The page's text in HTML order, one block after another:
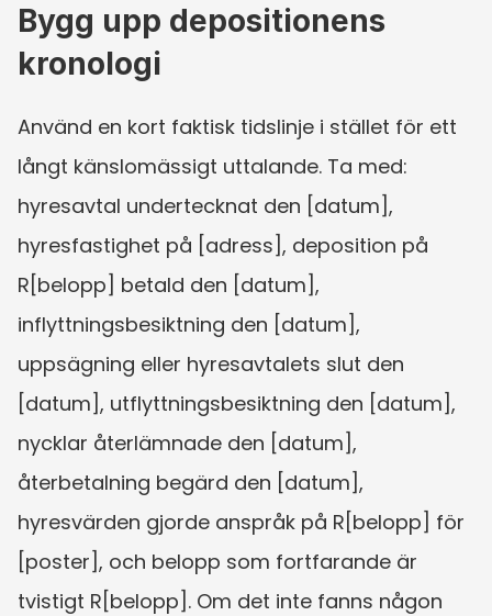
Bygg upp depositionens
kronologi
Använd en kort faktisk tidslinje i stället för ett
långt känslomässigt uttalande. Ta med:
hyresavtal undertecknat den [datum],
hyresfastighet på [adress], deposition på
R[belopp] betald den [datum],
inflyttningsbesiktning den [datum],
uppsägning eller hyresavtalets slut den
[datum], utflyttningsbesiktning den [datum],
nycklar återlämnade den [datum],
återbetalning begärd den [datum],
hyresvärden gjorde anspråk på R[belopp] för
[poster], och belopp som fortfarande är
tvistigt R[belopp]. Om det inte fanns någon